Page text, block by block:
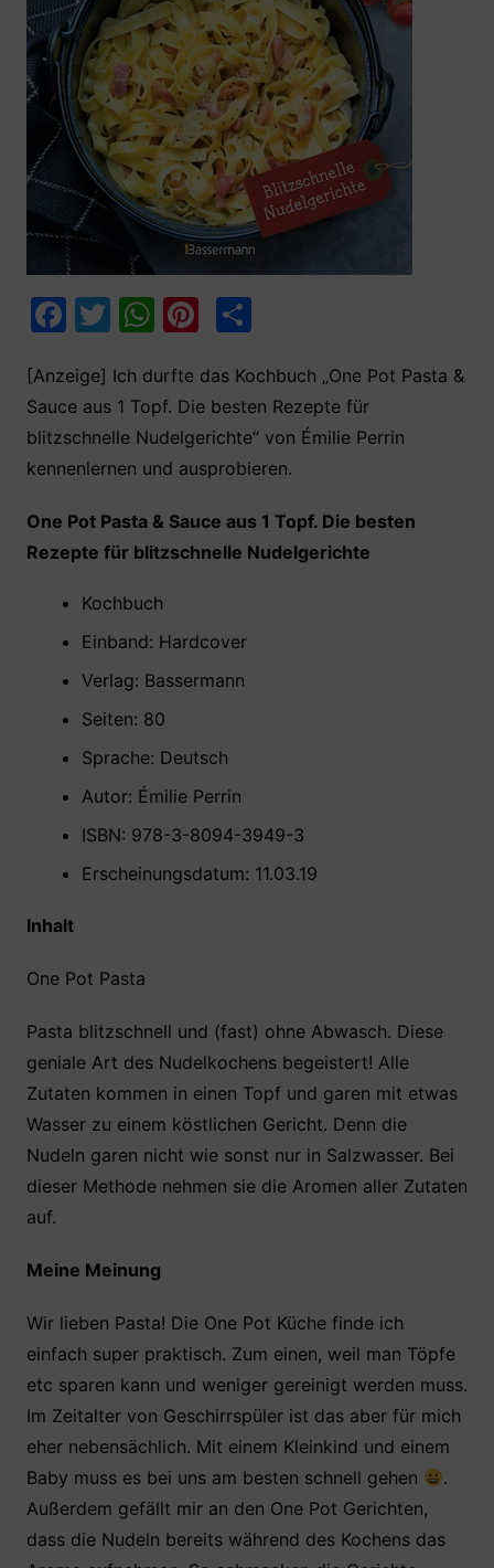
F
c
e
b
o
k
T
itt
er
W
at
s
A
p
Pi
er
e
st
T
le
n
[Anzeige] Ich durfte das Kochbuch „One Pot Pasta &
Sauce aus 1 Topf. Die besten Rezepte für
blitzschnelle Nudelgerichte“ von Émilie Perrin
kennenlernen und ausprobieren.
One Pot Pasta & Sauce aus 1 Topf. Die besten
Rezepte für blitzschnelle Nudelgerichte
Kochbuch
Einband: Hardcover
Verlag: Bassermann
Seiten: 80
Sprache: Deutsch
Autor: Émilie Perrin
ISBN: 978-3-8094-3949-3
Erscheinungsdatum: 11.03.19
Inhalt
One Pot Pasta
Pasta blitzschnell und (fast) ohne Abwasch. Diese
geniale Art des Nudelkochens begeistert! Alle
Zutaten kommen in einen Topf und garen mit etwas
Wasser zu einem köstlichen Gericht. Denn die
Nudeln garen nicht wie sonst nur in Salzwasser. Bei
dieser Methode nehmen sie die Aromen aller Zutaten
auf.
Meine Meinung
Wir lieben Pasta! Die One Pot Küche finde ich
einfach super praktisch. Zum einen, weil man Töpfe
etc sparen kann und weniger gereinigt werden muss.
Im Zeitalter von Geschirrspüler ist das aber für mich
eher nebensächlich. Mit einem Kleinkind und einem
Baby muss es bei uns am besten schnell gehen
.
Außerdem gefällt mir an den One Pot Gerichten,
dass die Nudeln bereits während des Kochens das